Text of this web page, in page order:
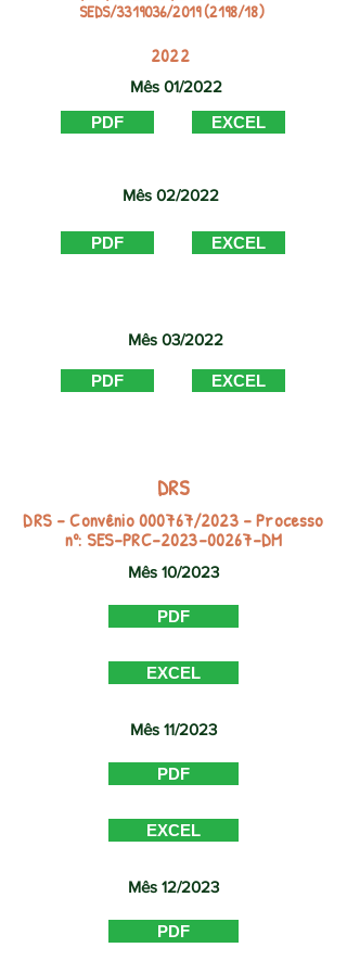
aa7e62f2b3ec
SEDS/3319036/2019 (2198/18)
2022
Mês 01/2022
PDF
EXCEL
Mês 02/2022
PDF EXCEL
Mês 03/2022
PDF EXCEL
DRS
DRS - Convênio 000767/2023 – Processo
nº: SES-PRC-2023-00267-DM
Mês 10/2023
PDF
EXCEL
Mês 11/2023
PDF
EXCEL
Mês 12/2023
PDF